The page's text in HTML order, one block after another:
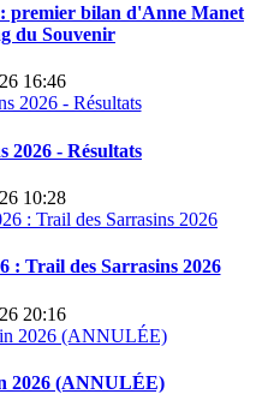
premier bilan d'Anne Manet
du Souvenir
16:46
2026 - Résultats
10:28
: Trail des Sarrasins 2026
20:16
2026 (ANNULÉE)